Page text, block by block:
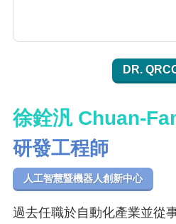
DR.
徐銓汎 Chuan-
研發工程師
人工智慧暨機器人創新中心
過去任職於自動化產業並從